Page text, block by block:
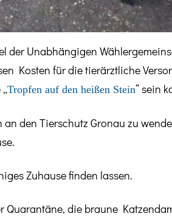
Unabhängigen
Kosten für die tierärztliche
Tropfen auf den heißen Stein“ sein
den Tierschutz Gronau zu
Zuhause finden lassen.
die braune